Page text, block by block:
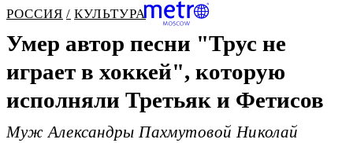
РОССИЯ КУЛЬТУРА
Умер автор песни "Трус не
играет в хоккей", которую
исполняли Третьяк и Фетисов
Муж Александры Пахмутовой Николай